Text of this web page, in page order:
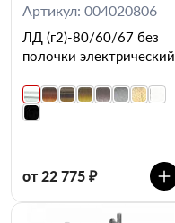
Артикул: 004020806
ЛД (г2)-80/60/67 без
полочки электрический
от 22 775 ₽